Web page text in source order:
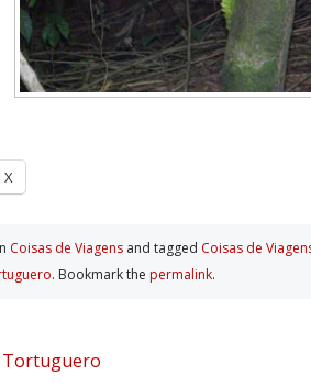
X
Coisas de Viagens and tagged Coisas de
. Bookmark the permalink.
Tortuguero